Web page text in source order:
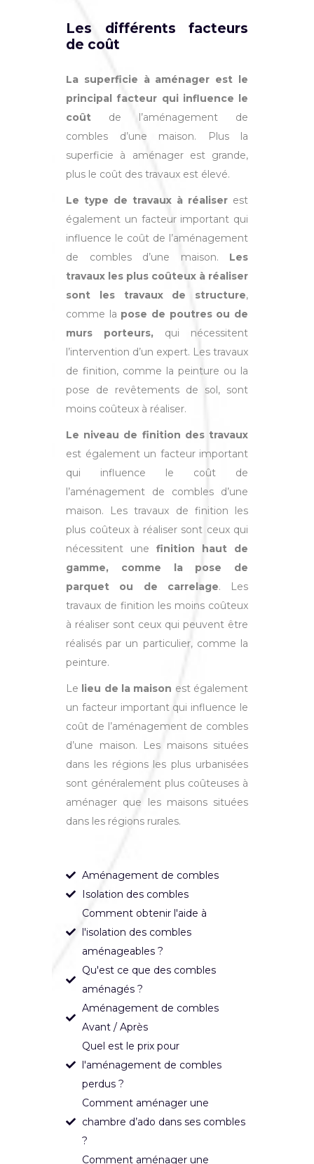
Les différents facteurs
de coût
La superficie à aménager est le
principal facteur qui influence le
coût de l’aménagement de
combles d’une maison. Plus la
superficie à aménager est grande,
plus le coût des travaux est élevé.
Le type de travaux à réaliser est
également un facteur important qui
influence le coût de l’aménagement
de combles d’une maison. Les
travaux les plus coûteux à réaliser
sont les travaux de structure,
comme la pose de poutres ou de
murs porteurs, qui nécessitent
l’intervention d’un expert. Les travaux
de finition, comme la peinture ou la
pose de revêtements de sol, sont
moins coûteux à réaliser.
Le niveau de finition des travaux
est également un facteur important
qui influence le coût de
l’aménagement de combles d’une
maison. Les travaux de finition les
plus coûteux à réaliser sont ceux qui
nécessitent une finition haut de
gamme, comme la pose de
parquet ou de carrelage. Les
travaux de finition les moins coûteux
à réaliser sont ceux qui peuvent être
réalisés par un particulier, comme la
peinture.
Le lieu de la maison est également
un facteur important qui influence le
coût de l’aménagement de combles
d’une maison. Les maisons situées
dans les régions les plus urbanisées
sont généralement plus coûteuses à
aménager que les maisons situées
dans les régions rurales.
Aménagement de combles
Isolation des combles
Comment obtenir l'aide à
l'isolation des combles
aménageables ?
Qu'est ce que des combles
aménagés ?
Aménagement de combles
Avant / Après
Quel est le prix pour
l'aménagement de combles
perdus ?
Comment aménager une
chambre d’ado dans ses combles
?
Comment aménager une